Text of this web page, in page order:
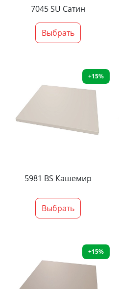
7045 SU Сатин
Выбрать
+15%
5981 BS Кашемир
Выбрать
+15%